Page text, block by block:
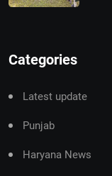
Categories
Latest update
Punjab
Haryana News